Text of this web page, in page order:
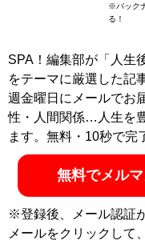
※バック
る！
SPA！編集部が「人生
をテーマに厳選した記
週金曜日にメールでお
性・人間関係…人生を
ます。無料・10秒で完
無料でメル
※登録後、メール認証
メールをクリックして